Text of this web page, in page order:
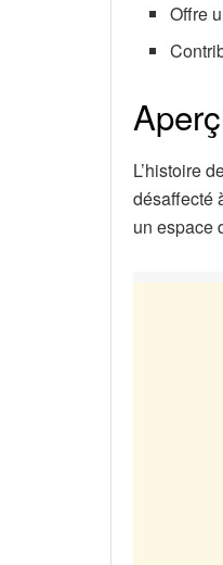
Offre
L’histoire
désaffecté
un espace